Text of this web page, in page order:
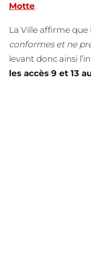
Motte.
La Ville affirme que
conformes et ne
levant donc ainsi
les accès 9 et 13